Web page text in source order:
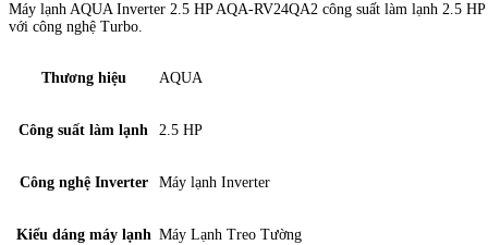
Máy lạnh AQUA Inverter 2.5 HP AQA-RV24QA2 công suất làm lạnh 2.5
với công nghệ Turbo.
Thương hiệu AQUA
Công suất làm lạnh 2.5 HP
Công nghệ Inverter Máy lạnh Inverter
Kiểu dáng máy lạnh Máy Lạnh Treo Tường